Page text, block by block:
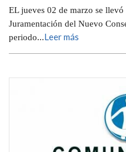
EL jueves 02 de marzo se
Juramentación del Nuevo
periodo...Leer más